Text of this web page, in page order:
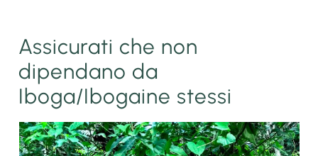
Assicurati che non
dipendano da
Iboga/Ibogaine stessi